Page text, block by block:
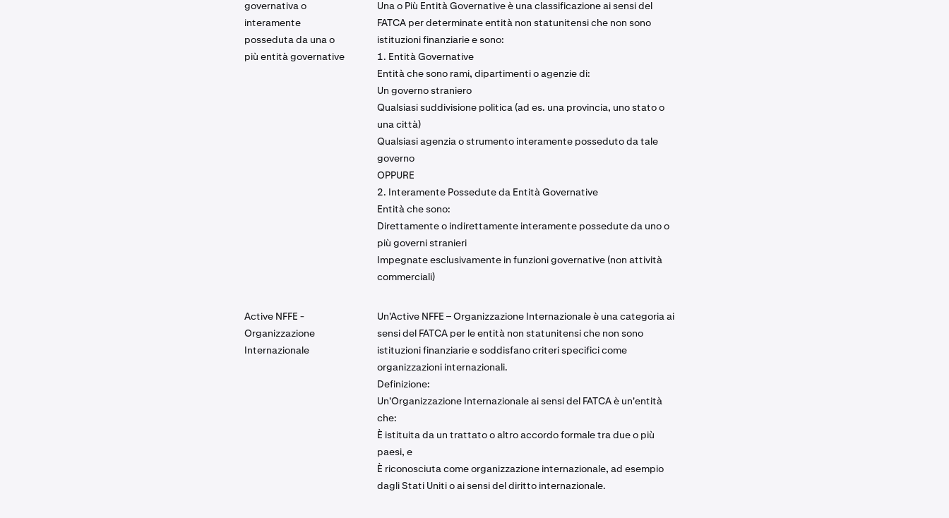
governativa o
interamente
posseduta da una o
più entità governative
Una o Più Entità Governative è una classificazione ai sensi del
FATCA per determinate entità non statunitensi che non sono
istituzioni finanziarie e sono:
1. Entità Governative
Entità che sono rami, dipartimenti o agenzie di:
Un governo straniero
Qualsiasi suddivisione politica (ad es. una provincia, uno stato o
una città)
Qualsiasi agenzia o strumento interamente posseduto da tale
governo
OPPURE
2. Interamente Possedute da Entità Governative
Entità che sono:
Direttamente o indirettamente interamente possedute da uno o
più governi stranieri
Impegnate esclusivamente in funzioni governative (non attività
commerciali)
Active NFFE -
Organizzazione
Internazionale
Un'Active NFFE – Organizzazione Internazionale è una categoria ai
sensi del FATCA per le entità non statunitensi che non sono
istituzioni finanziarie e soddisfano criteri specifici come
organizzazioni internazionali.
Definizione:
Un'Organizzazione Internazionale ai sensi del FATCA è un'entità
che:
È istituita da un trattato o altro accordo formale tra due o più
paesi, e
È riconosciuta come organizzazione internazionale, ad esempio
dagli Stati Uniti o ai sensi del diritto internazionale.